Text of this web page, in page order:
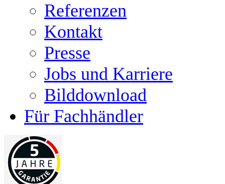
Referenzen
Kontakt
Presse
Jobs und Karriere
Bilddownload
Für Fachhändler